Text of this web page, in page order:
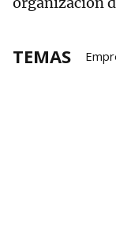
TEMAS